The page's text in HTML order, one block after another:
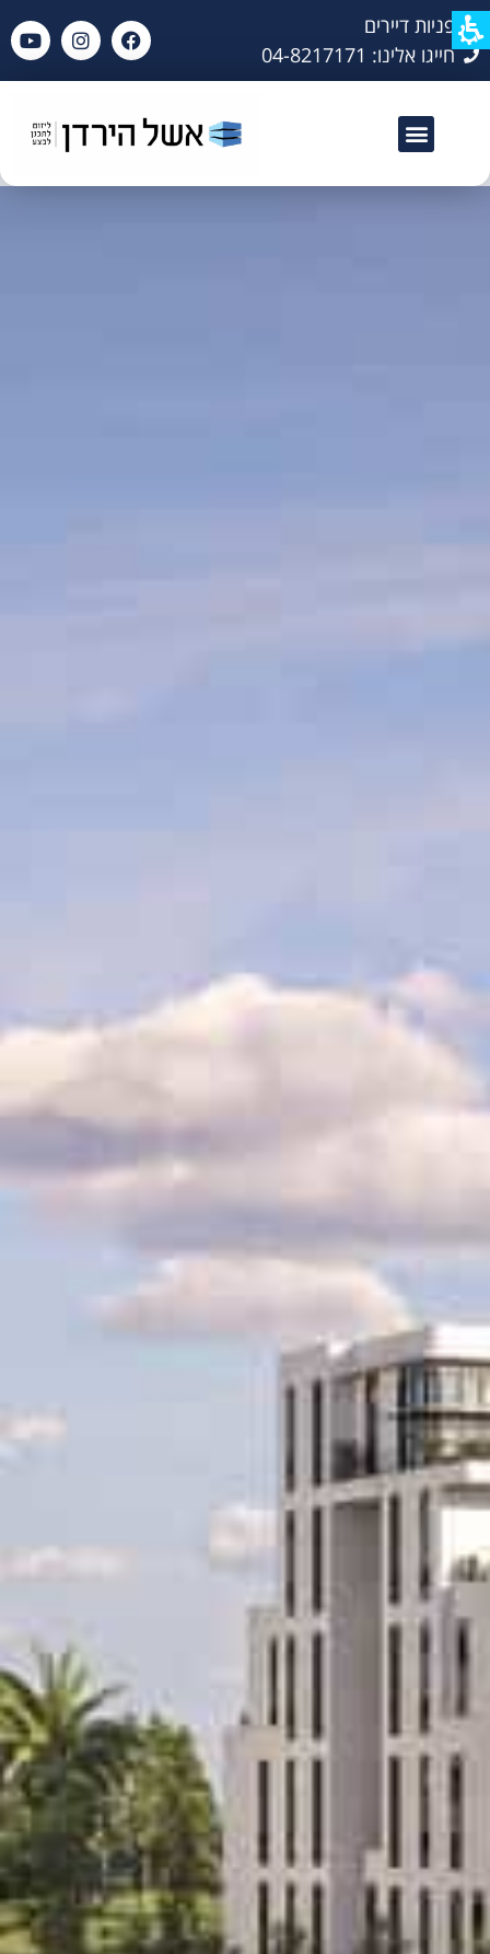
פניות דיירים
חייגו אלינו: 04-8217171